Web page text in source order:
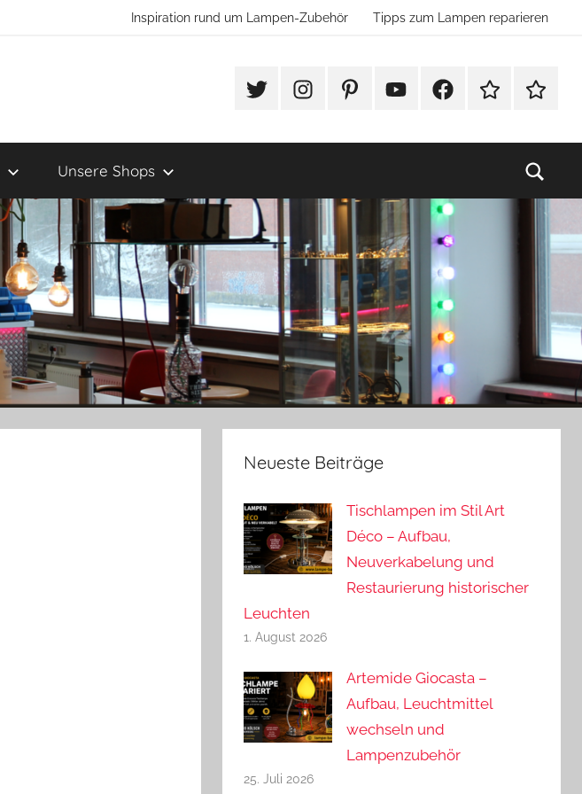
Inspiration rund um Lampen-Zubehör Tipps zum Lampen reparieren
#TwitterInstagramPinterestYouTubeFacebook
TikTok
Unsere Shops
Neueste Beiträge
Tischlampen im Stil Art
Déco – Aufbau,
Neuverkabelung und
Restaurierung historischer
Leuchten
1. August 2026
Artemide Giocasta –
Aufbau, Leuchtmittel
wechseln und
Lampenzubehör
25. Juli 2026